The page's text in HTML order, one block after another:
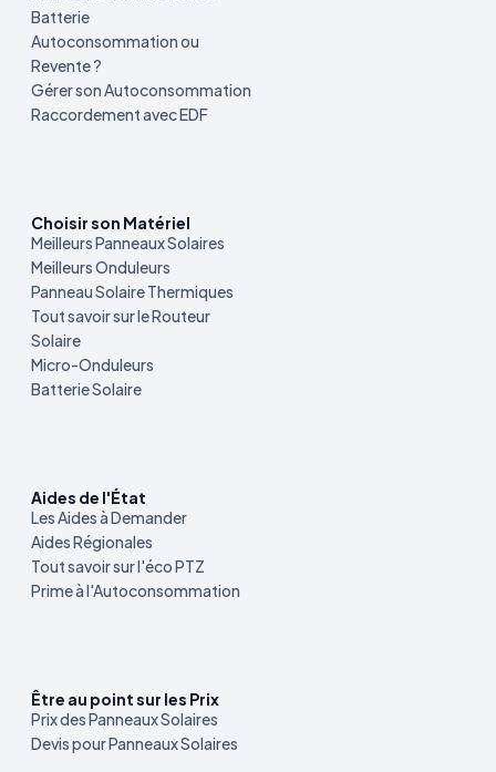
Batterie
Autoconsommation ou
Revente ?
Gérer son Autoconsommation
Raccordement avec EDF
Choisir son Matériel
Meilleurs Panneaux Solaires
Meilleurs Onduleurs
Panneau Solaire Thermiques
Tout savoir sur le Routeur
Solaire
Micro-Onduleurs
Batterie Solaire
Aides de l'État
Les Aides à Demander
Aides Régionales
Tout savoir sur l'éco PTZ
Prime à l'Autoconsommation
Être au point sur les Prix
Prix des Panneaux Solaires
Devis pour Panneaux Solaires